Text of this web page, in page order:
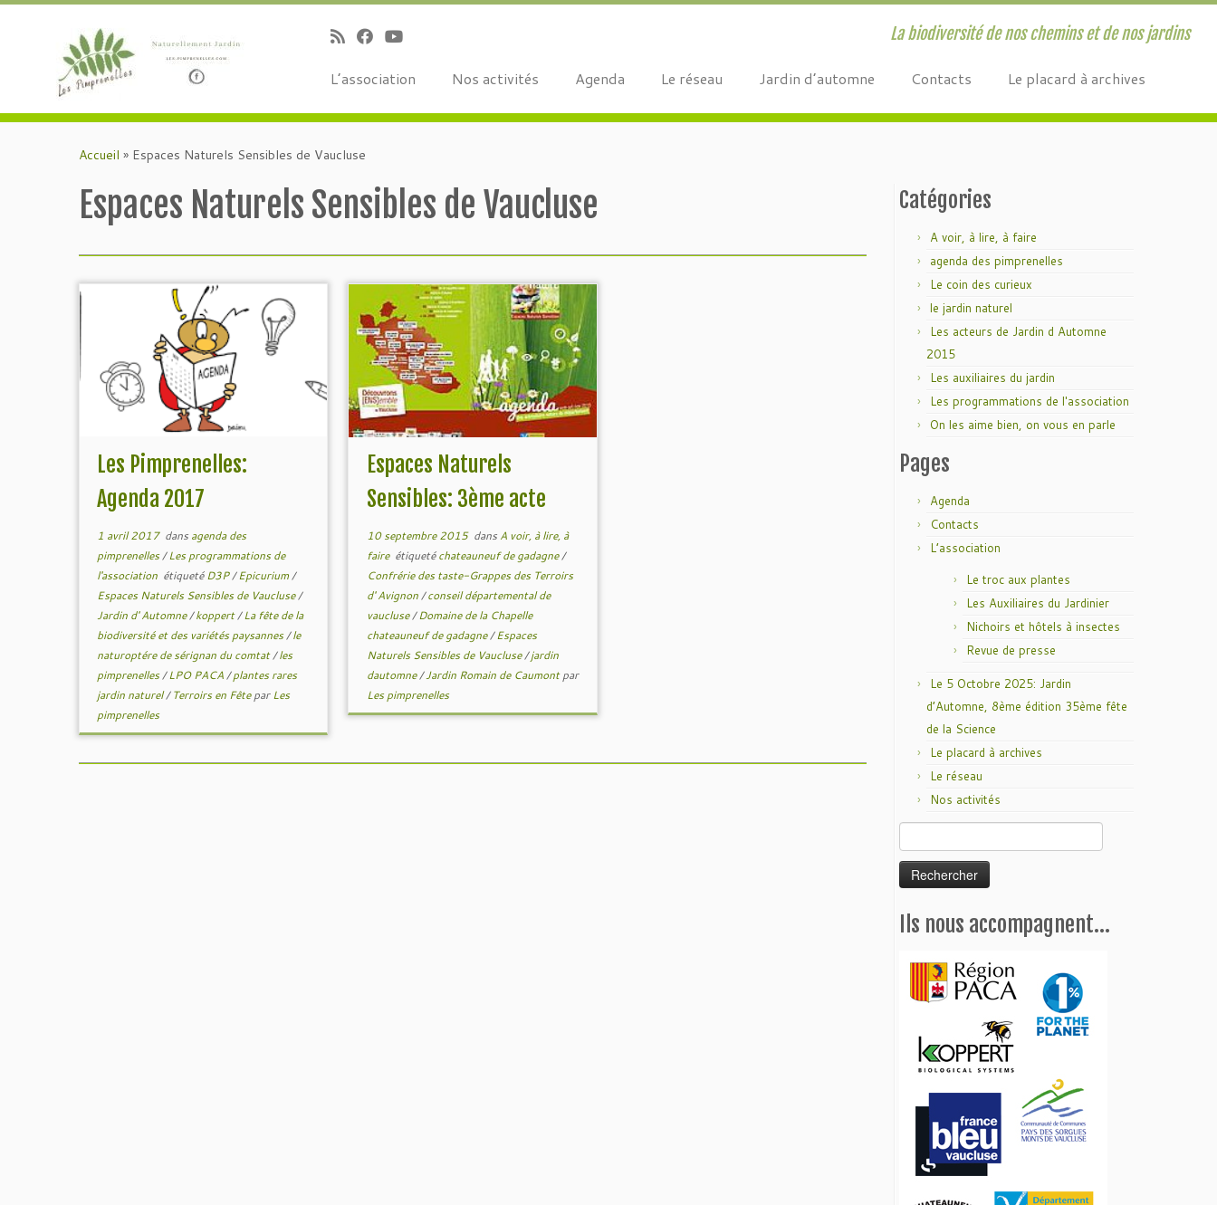
La biodiversité de nos chemins et de nos jardins
L’association Nos activités Agenda Le réseau Jardin d’automne Contacts Le placard à archives
Accueil » Espaces Naturels Sensibles de Vaucluse
Espaces Naturels Sensibles de Vaucluse
Les Pimprenelles:
Agenda 2017
1 avril 2017dans agenda des
pimprenelles/Les programmations de
l'association étiquetéD3P/Epicurium/
Espaces Naturels Sensibles de Vaucluse/
Jardin d' Automne/koppert/La fête de la
biodiversité et des variétés paysannes/le
naturoptére de sérignan du comtat/les
pimprenelles/LPO PACA/plantes rares
jardin naturel/Terroirs en FêteparLes
pimprenelles
Espaces Naturels
Sensibles: 3ème acte
10 septembre 2015dans A voir, à lire, à
faire étiquetéchateauneuf de gadagne/
Confrérie des taste-Grappes des Terroirs
d' Avignon/conseil départemental de
vaucluse/Domaine de la Chapelle
chateauneuf de gadagne/Espaces
Naturels Sensibles de Vaucluse/jardin
dautomne/Jardin Romain de Caumontpar
Les pimprenelles
Catégories
A voir, à lire, à faire
agenda des pimprenelles
Le coin des curieux
le jardin naturel
Les acteurs de Jardin d Automne
2015
Les auxiliaires du jardin
Les programmations de l'association
On les aime bien, on vous en parle
Pages
Agenda
Contacts
L’association
Le troc aux plantes
Les Auxiliaires du Jardinier
Nichoirs et hôtels à insectes
Revue de presse
Le 5 Octobre 2025: Jardin
d’Automne, 8ème édition 35ème fête
de la Science
Le placard à archives
Le réseau
Nos activités
Ils nous accompagnent…